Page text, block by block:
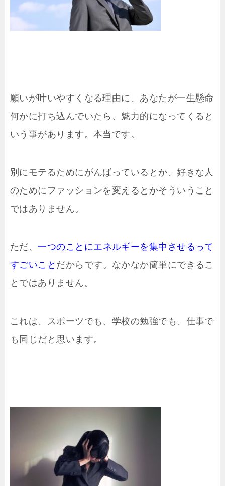
願いが叶いやすくなる理由に、あなたが一生懸命
何かに打ち込んでいたら、魅力的になってくると
いう事があります。本当です。
別にモテるためにがんばっているとか、好きな人
のためにファッションを変えるとかそういうこと
ではありません。
ただ、一つのことにエネルギーを集中させるって
すごいこと だからです。なかなか簡単にできるこ
とではありません。
これは、スポーツでも、学校の勉強でも、仕事で
も同じだと思います。